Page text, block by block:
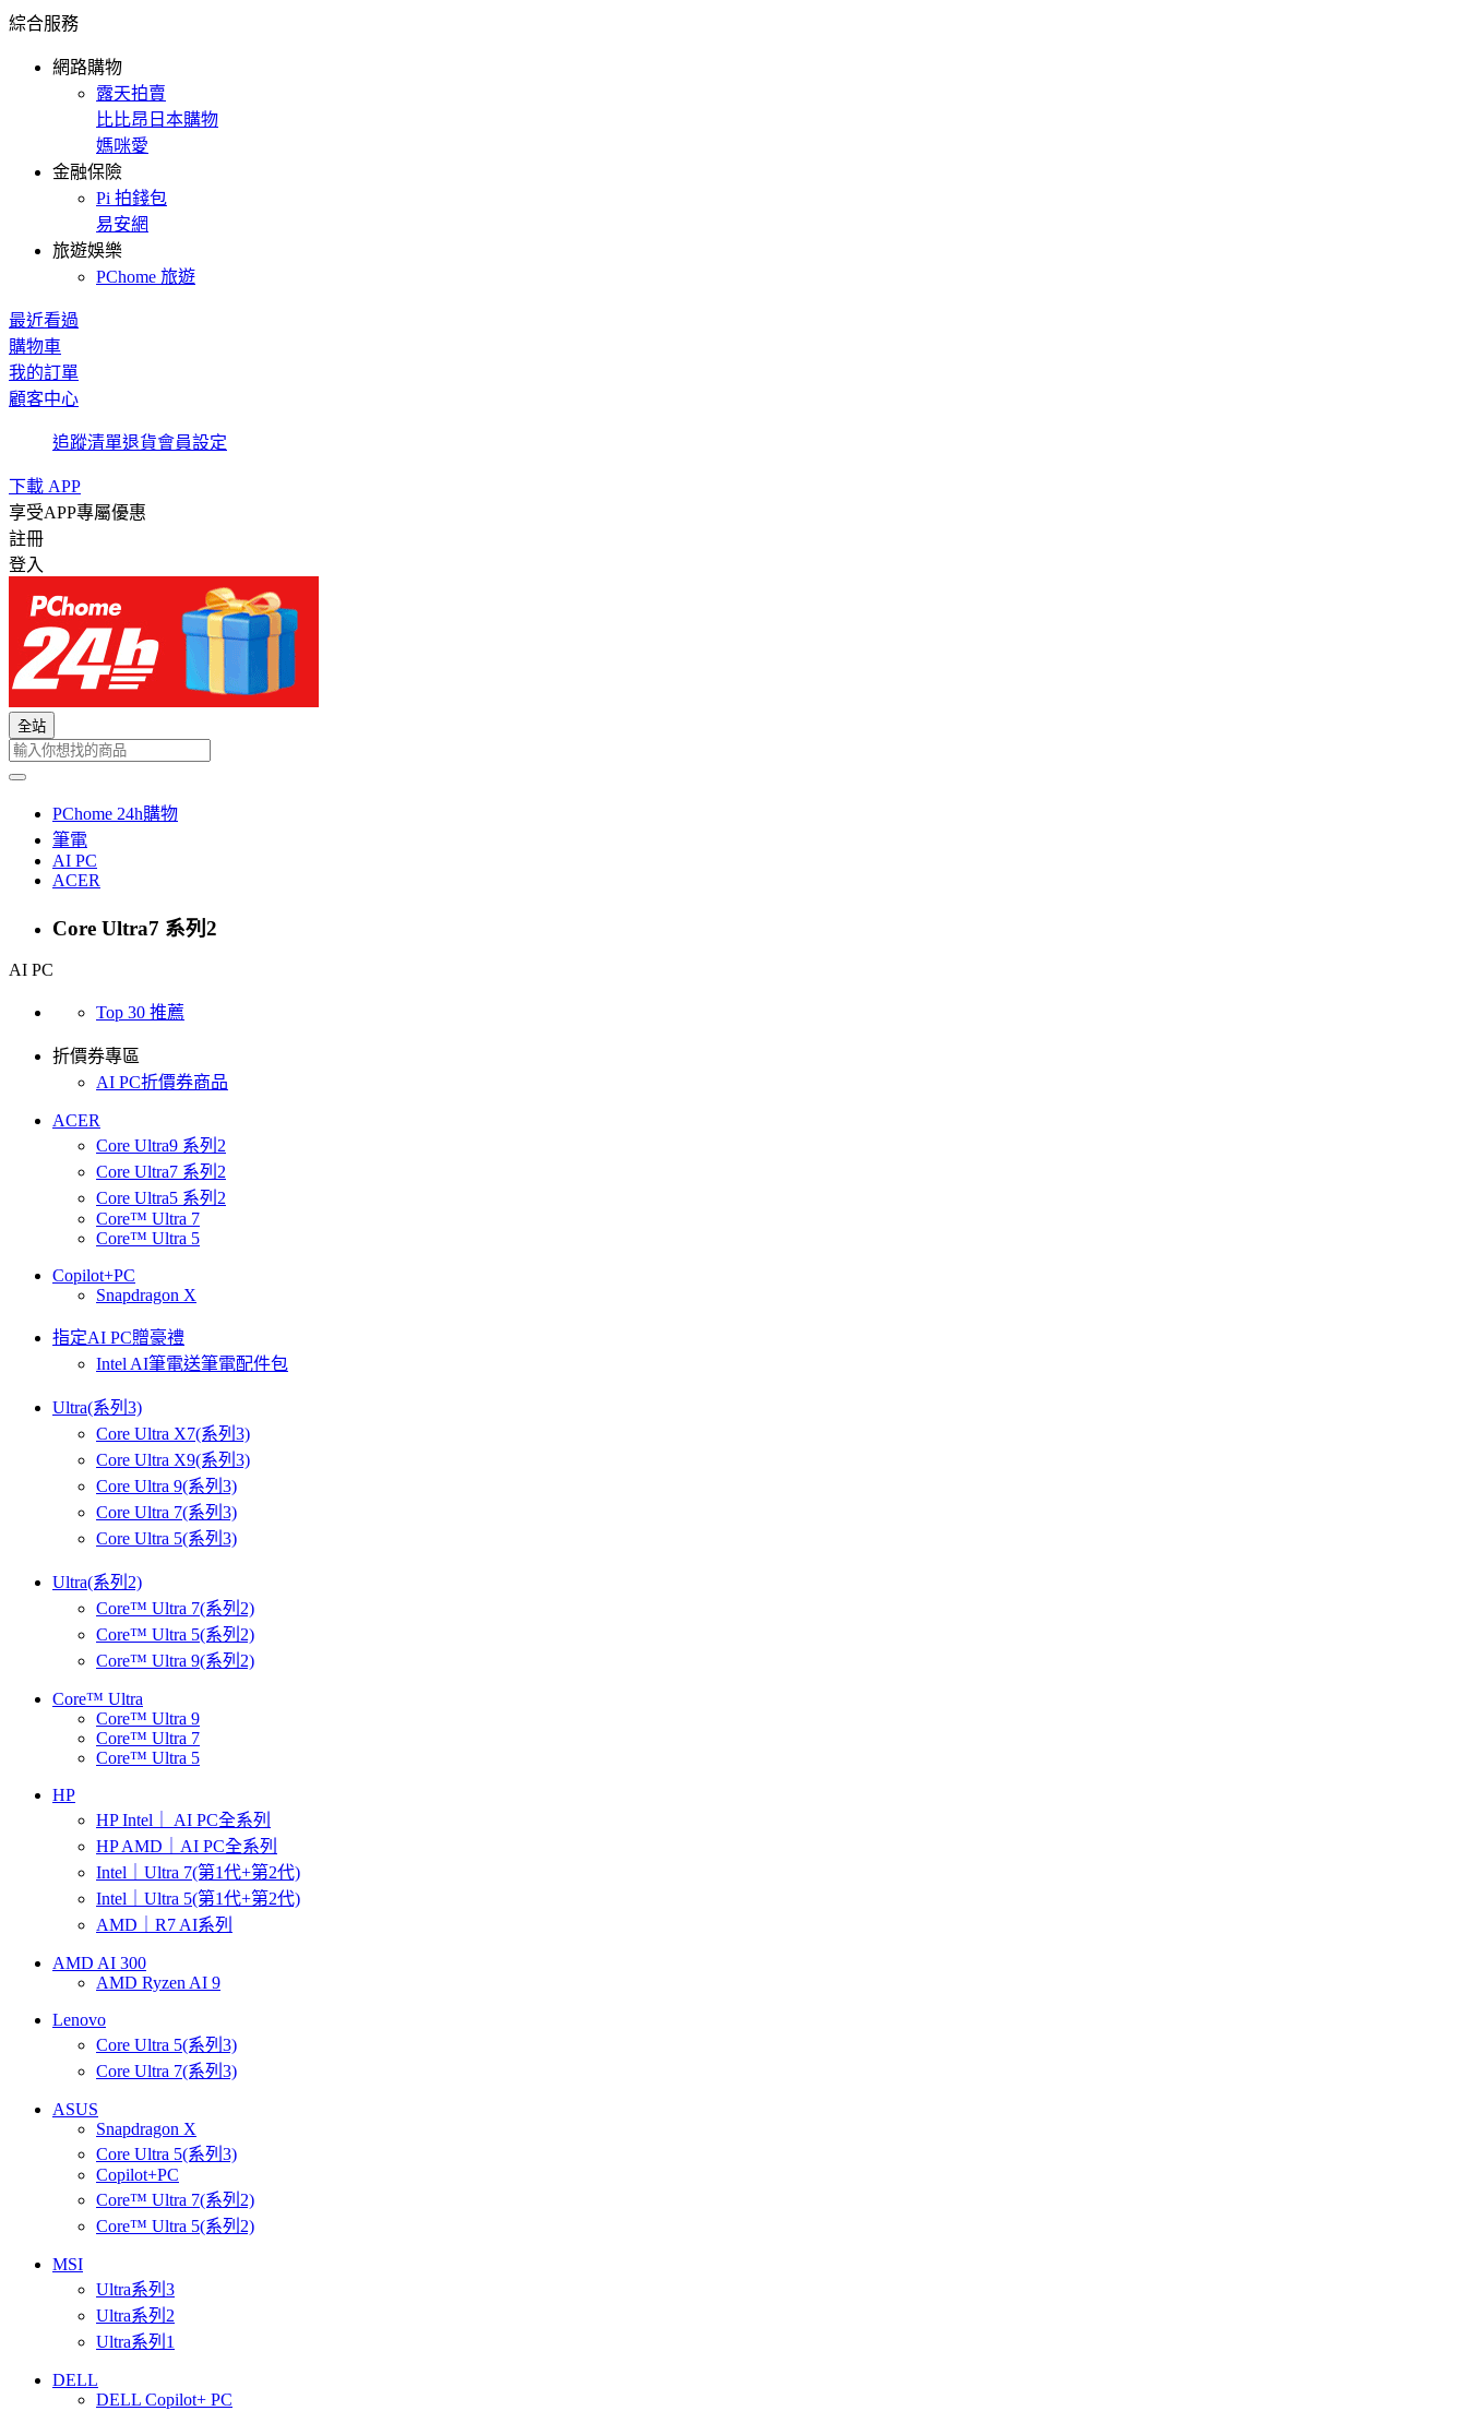
綜合服務
網路購物
露天拍賣
比比昂日本購物
媽咪愛
金融保險
Pi 拍錢包
易安網
旅遊娛樂
PChome 旅遊
最近看過
購物車
我的訂單
顧客中心
追蹤清單退貨會員設定
下載 APP
享受APP專屬優惠
註冊
登入
全站
PChome 24h購物
筆電
AI PC
ACER
Core Ultra7 系列2
AI PC
Top 30 推薦
折價券專區
AI PC折價券商品
ACER
Core Ultra9 系列2
Core Ultra7 系列2
Core Ultra5 系列2
Core™ Ultra 7
Core™ Ultra 5
Copilot+PC
Snapdragon X
指定AI PC贈豪禮
Intel AI筆電送筆電配件包
Ultra(系列3)
Core Ultra X7(系列3)
Core Ultra X9(系列3)
Core Ultra 9(系列3)
Core Ultra 7(系列3)
Core Ultra 5(系列3)
Ultra(系列2)
Core™ Ultra 7(系列2)
Core™ Ultra 5(系列2)
Core™ Ultra 9(系列2)
Core™ Ultra
Core™ Ultra 9
Core™ Ultra 7
Core™ Ultra 5
HP
HP Intel｜ AI PC全系列
HP AMD｜AI PC全系列
Intel｜Ultra 7(第1代+第2代)
Intel｜Ultra 5(第1代+第2代)
AMD｜R7 AI系列
AMD AI 300
AMD Ryzen AI 9
Lenovo
Core Ultra 5(系列3)
Core Ultra 7(系列3)
ASUS
Snapdragon X
Core Ultra 5(系列3)
Copilot+PC
Core™ Ultra 7(系列2)
Core™ Ultra 5(系列2)
MSI
Ultra系列3
Ultra系列2
Ultra系列1
DELL
DELL Copilot+ PC